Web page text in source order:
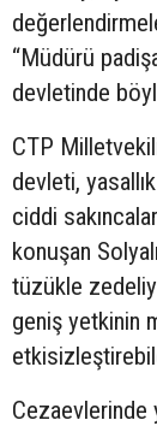
“Müdürü
devletinde
CTP
devleti,
ciddi
konuşan
tüzükle
geniş yetkinin
Cezaevlerinde